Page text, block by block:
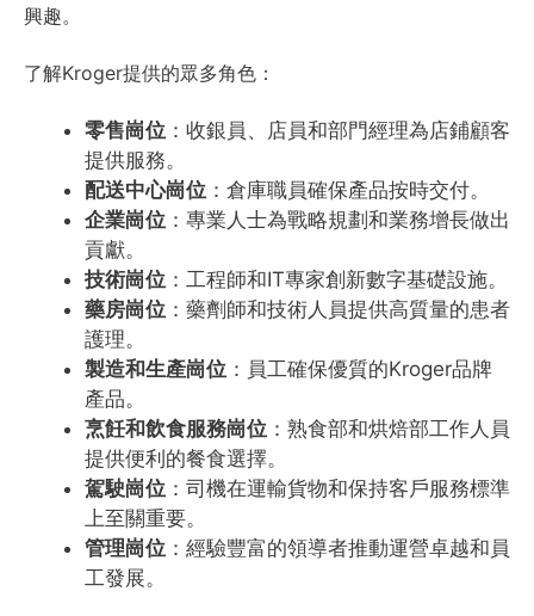
興趣。
了解Kroger提供的眾多角色：
零售崗位 ：收銀員、店員和部門經理為店鋪顧客
提供服務。
配送中心崗位 ：倉庫職員確保產品按時交付。
企業崗位 ：專業人士為戰略規劃和業務增長做出
貢獻。
技術崗位 ：工程師和IT專家創新數字基礎設施。
藥房崗位 ：藥劑師和技術人員提供高質量的患者
護理。
製造和生產崗位 ：員工確保優質的Kroger品牌
產品。
烹飪和飲食服務崗位 ：熟食部和烘焙部工作人員
提供便利的餐食選擇。
駕駛崗位 ：司機在運輸貨物和保持客戶服務標準
上至關重要。
管理崗位 ：經驗豐富的領導者推動運營卓越和員
工發展。